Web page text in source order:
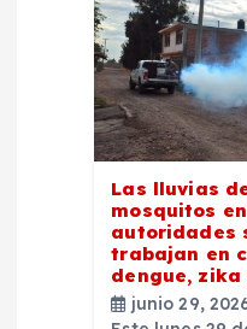
Las lluvias
mosquitos
autoridades
trabajan en
dengue,
junio 29,